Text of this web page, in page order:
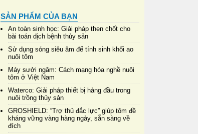
SẢN PHẨM CỦA BẠN
An toàn sinh học: Giải pháp then chốt cho
bài toán dịch bệnh thủy sản
Sử dụng sóng siêu âm để tính sinh khối ao
nuôi tôm
Máy sưởi ngâm: Cách mạng hóa nghề nuôi
tôm ở Việt Nam
Waterco: Giải pháp thiết bị hàng đầu trong
nuôi trồng thủy sản
GROSHIELD: “Trợ thủ đắc lực” giúp tôm đề
kháng vững vàng hàng ngày, sẵn sàng về
đích